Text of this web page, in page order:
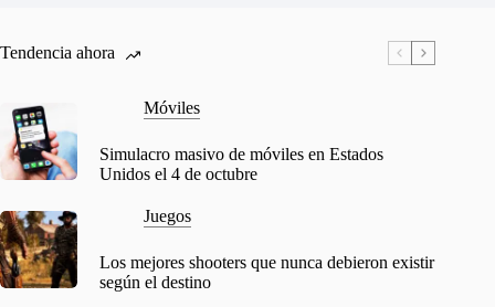
Tendencia ahora
Móviles
Simulacro masivo de móviles en Estados
Unidos el 4 de octubre
Juegos
Los mejores shooters que nunca debieron existir
según el destino